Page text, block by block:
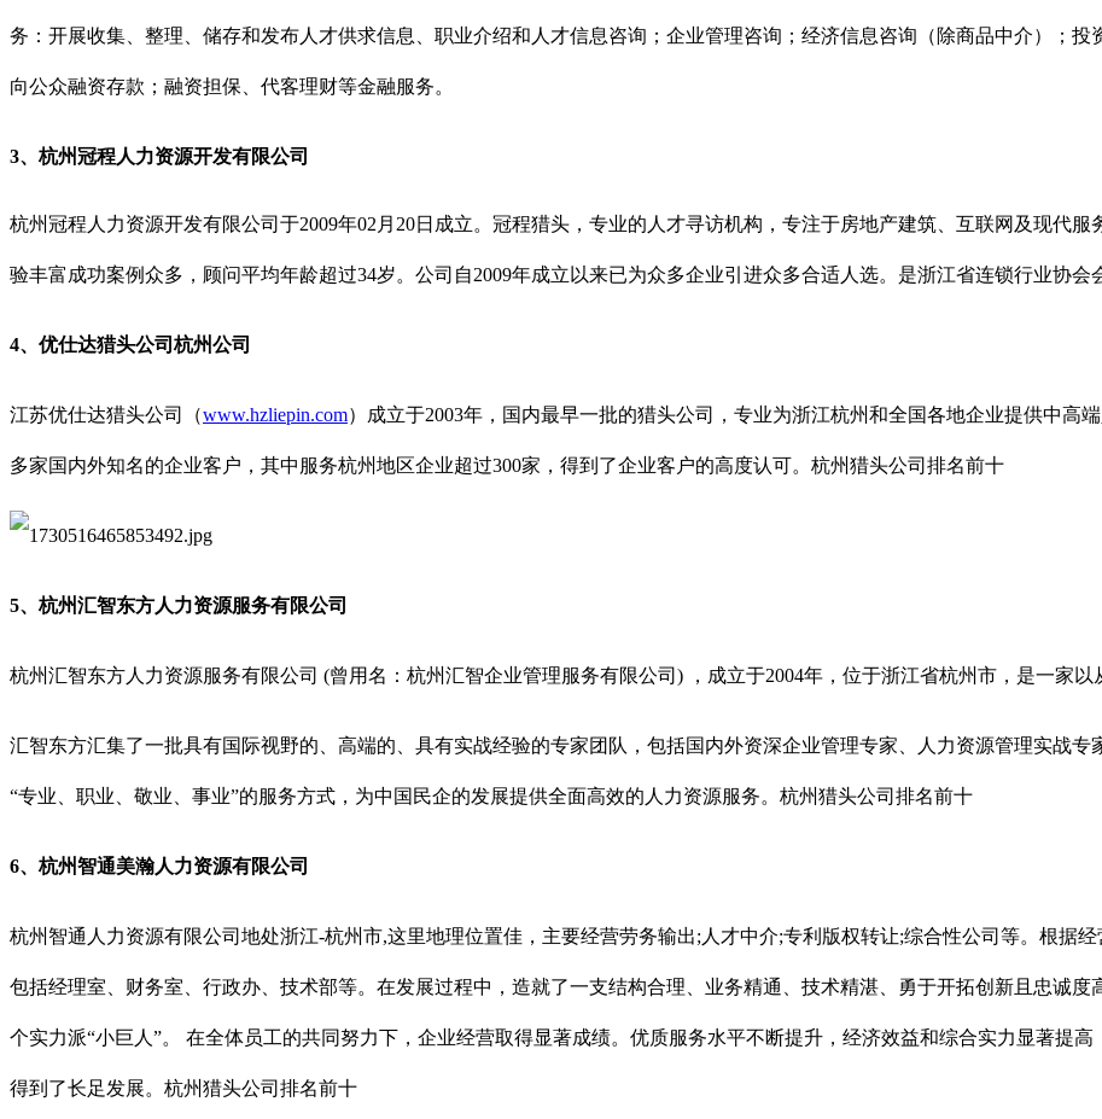
务：开展收集、整理、储存和发布人才供求信息、职业介绍和人才信息咨询；企业管理咨询；经济信息咨询（除商品中介）；
向公众融资存款；融资担保、代客理财等金融服务。
3、杭州冠程人力资源开发有限公司
杭州冠程人力资源开发有限公司于2009年02月20日成立。冠程猎头，专业的人才寻访机构，专注于房地产建筑、互联网及现代
验丰富成功案例众多，顾问平均年龄超过34岁。公司自2009年成立以来已为众多企业引进众多合适人选。是浙江省连锁行业协
4、优仕达猎头公司杭州公司
江苏优仕达猎头公司（www.hzliepin.com）成立于2003年，国内最早一批的猎头公司，专业为浙江杭州和全国各地企业提供中高
多家国内外知名的企业客户，其中服务杭州地区企业超过300家，得到了企业客户的高度认可。杭州猎头公司排名前十
5、杭州汇智东方人力资源服务有限公司
杭州汇智东方人力资源服务有限公司 (曾用名：杭州汇智企业管理服务有限公司) ，成立于2004年，位于浙江省杭州市，是一家以
汇智东方汇集了一批具有国际视野的、高端的、具有实战经验的专家团队，包括国内外资深企业管理专家、人力资源管理实战
“专业、职业、敬业、事业”的服务方式，为中国民企的发展提供全面高效的人力资源服务。杭州猎头公司排名前十
6、杭州智通美瀚人力资源有限公司
杭州智通人力资源有限公司地处浙江-杭州市,这里地理位置佳，主要经营劳务输出;人才中介;专利版权转让;综合性公司等。根据
包括经理室、财务室、行政办、技术部等。在发展过程中，造就了一支结构合理、业务精通、技术精湛、勇于开拓创新且忠诚
个实力派“小巨人”。 在全体员工的共同努力下，企业经营取得显著成绩。优质服务水平不断提升，经济效益和综合实力显著提
得到了长足发展。 杭州猎头公司排名前十